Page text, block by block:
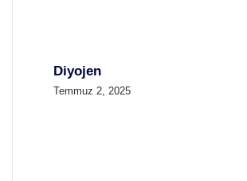
Diyojen
Temmuz 2, 2025